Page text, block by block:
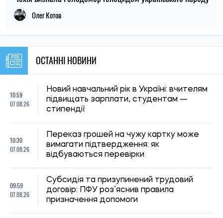
Олег Котов
ОСТАННІ НОВИНИ
10:59
07.08.26
Новий навчальний рік в Україні: вчителям
підвищать зарплати, студентам —
стипендії
10:30
07.08.26
Переказ грошей на чужу картку може
вимагати підтвердження: як
відбуваються перевірки
09:59
07.08.26
Субсидія та призупинений трудовий
договір: ПФУ роз’яснив правила
призначення допомоги